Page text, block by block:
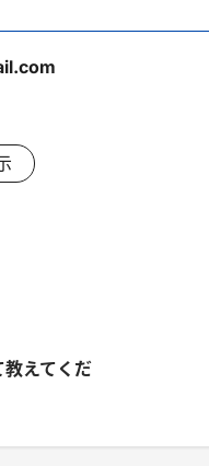
えてくだ